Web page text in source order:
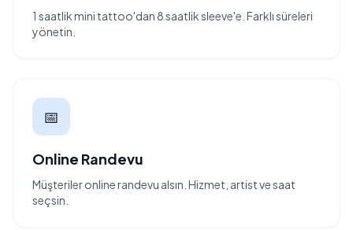
1 saatlik mini tattoo'dan 8 saatlik sleeve'e. Farklı süreleri
yönetin.
📅
Online Randevu
Müşteriler online randevu alsın. Hizmet, artist ve saat
seçsin.